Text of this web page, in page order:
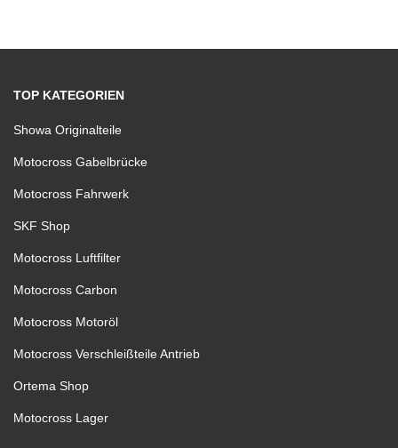
TOP KATEGORIEN
Showa Originalteile
Motocross Gabelbrücke
Motocross Fahrwerk
SKF Shop
Motocross Luftfilter
Motocross Carbon
Motocross Motoröl
Motocross Verschleißteile Antrieb
Ortema Shop
Motocross Lager